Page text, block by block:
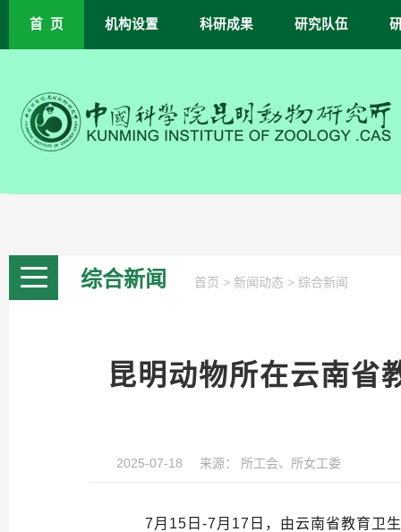
首 页 机构设置 科研成果 研究队伍
综合新闻 首页 > 新闻动态 > 综合新闻
昆明动物所在云南省
2025-07-18 来源： 所工会、所女工委
7 月 15 日 -7 月 17 日，由云南省教育卫